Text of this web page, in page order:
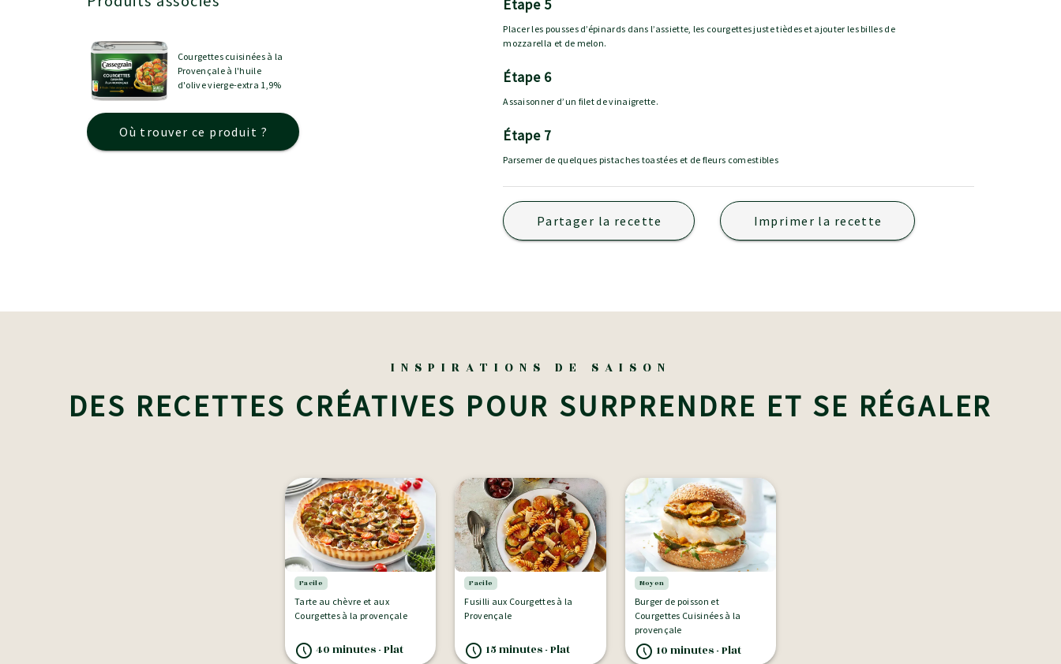
Courgettes cuisinées à la
Provençale à l'huile
d'olive vierge-extra 1,9%
Où trouver ce produit ?
étape 5
Placer les pousses d’épinards dans l’assiette, les courgettes juste tièdes et ajouter les billes de
mozzarella et de melon.
étape 6
Assaisonner d’un filet de vinaigrette.
étape 7
Parsemer de quelques pistaches toastées et de fleurs comestibles
Partager la recette Imprimer la recette
INSPIRATIONS DE SAISON
DES RECETTES CRÉATIVES POUR SURPRENDRE ET SE RÉGALER
Facile
Tarte au chèvre et aux
Courgettes à la provençale
40 minutes - Plat
Facile
Fusilli aux Courgettes à la
Provençale
15 minutes - Plat
Moyen
Burger de poisson et
Courgettes Cuisinées à la
provençale
10 minutes - Plat